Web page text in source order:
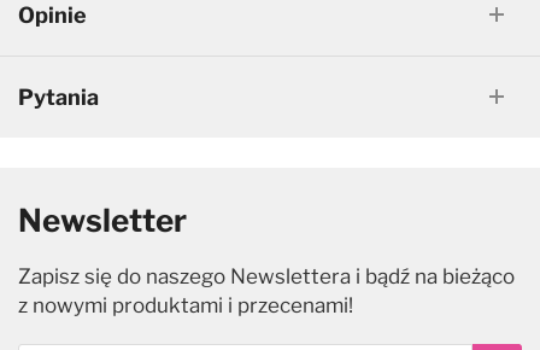
Opinie
Pytania
Newsletter
Zapisz się do naszego Newslettera i bądź na bieżąco
z nowymi produktami i przecenami!